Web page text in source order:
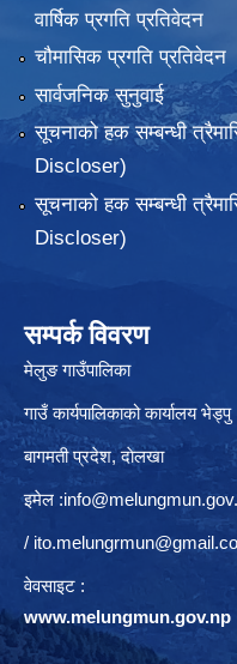
वार्षिक प्रगति प्रतिवेदन
चौमासिक प्रगति प्रतिवेदन
सार्वजनिक सुनुवाई
सूचनाको हक सम्बन्धी
Discloser)
सूचनाको हक सम्बन्धी
Discloser)
सम्पर्क विवरण
मेलुङ गाउँपालिका
गाउँ कार्यपालिकाको कार्यालय भेड्पु
बागमती प्रदेश, दाेलखा
इमेल :
/
वेवसाइट :
www.melungmun.gov.np